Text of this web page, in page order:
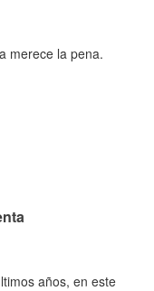
merece la pena.
años, en este